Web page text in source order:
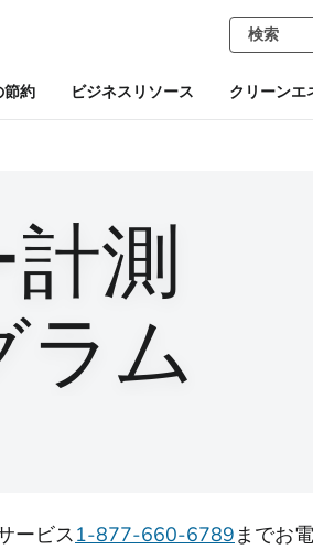
節約 ビジネスリソース クリーンエ
測
ラム
ービス1-877-660-6789までお